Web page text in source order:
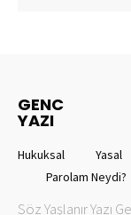
GENC
YAZI
Hukuksal Yasal
Parolam Neydi?
Söz Yaşlanır Yazı